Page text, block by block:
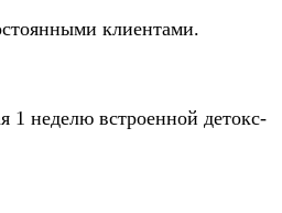
клиентами.
1 неделю встроенной детокс-